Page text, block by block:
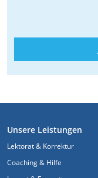
FUSSZEILE
Unsere Leistungen
Lektorat & Korrektur
Coaching & Hilfe